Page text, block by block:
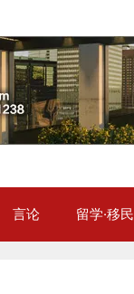
言论 留学·移民